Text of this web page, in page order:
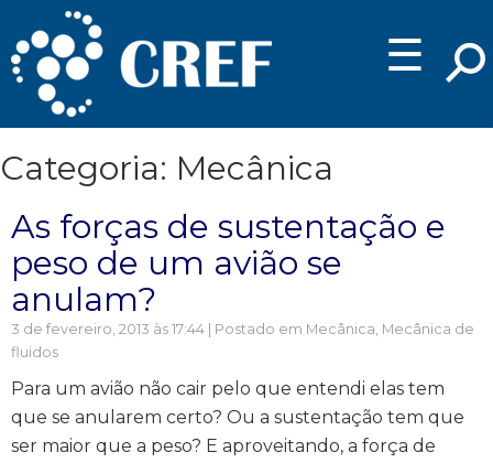
☰
Categoria: Mecânica
As forças de sustentação e
peso de um avião se
anulam?
3 de fevereiro, 2013 às 17:44 | Postado em Mecânica, Mecânica de
fluidos
Para um avião não cair pelo que entendi elas tem
que se anularem certo? Ou a sustentação tem que
ser maior que a peso? E aproveitando, a força de